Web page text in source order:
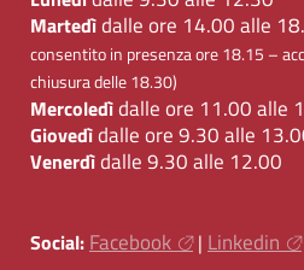
Martedìdalle ore 14.00 alle
consentito in presenza ore 18.15 –
chiusura delle 18.30)
Mercoledìdalle ore 11.00 alle
Giovedìdalle ore 9.30 alle
Venerdìdalle 9.30 alle 12.00
Social: Facebook | Linkedin